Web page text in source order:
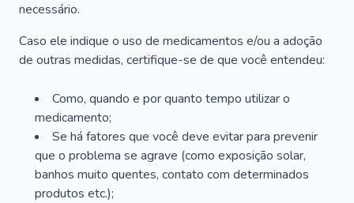
necessário.
Caso ele indique o uso de medicamentos e/ou a adoção
de outras medidas, certifique-se de que você entendeu:
Como, quando e por quanto tempo utilizar o
medicamento;
Se há fatores que você deve evitar para prevenir
que o problema se agrave (como exposição solar,
banhos muito quentes, contato com determinados
produtos etc.);